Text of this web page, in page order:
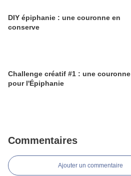
DIY épiphanie : une couronne en
conserve
Challenge créatif #1 : une couronne
pour l'Épiphanie
Commentaires
Ajouter un commentaire